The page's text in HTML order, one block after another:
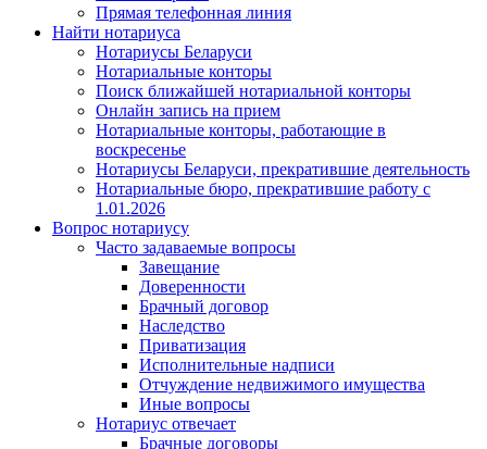
Прямая телефонная линия
Найти нотариуса
Нотариусы Беларуси
Нотариальные конторы
Поиск ближайшей нотариальной конторы
Онлайн запись на прием
Нотариальные конторы, работающие в
воскресенье
Нотариусы Беларуси, прекратившие деятельность
Нотариальные бюро, прекратившие работу с
1.01.2026
Вопрос нотариусу
Часто задаваемые вопросы
Завещание
Доверенности
Брачный договор
Наследство
Приватизация
Исполнительные надписи
Отчуждение недвижимого имущества
Иные вопросы
Нотариус отвечает
Брачные договоры